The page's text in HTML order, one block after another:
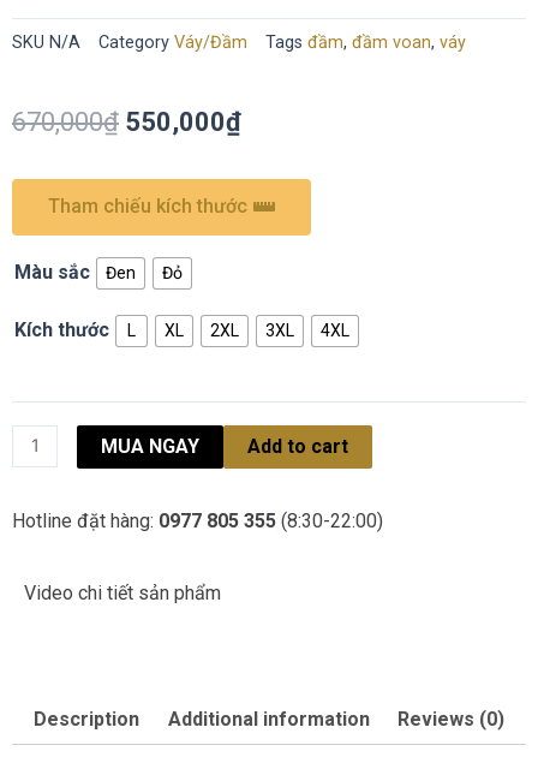
SKU N/A Category Váy/Đầm Tags đầm, đầm voan, váy
670,000₫ 550,000₫
Tham chiếu kích thước
Màu sắc Đen Đỏ
Kích thước L XL 2XL 3XL 4XL
MUA NGAY Add to cart
Hotline đặt hàng: 0977 805 355 (8:30-22:00)
Video chi tiết sản phẩm
Description Additional information Reviews (0)